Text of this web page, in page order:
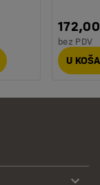
bez PDV
U